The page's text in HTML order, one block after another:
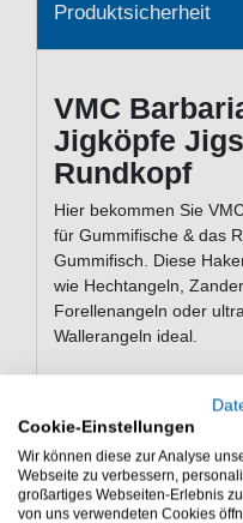
Produktsicherheit
VMC
Jigköpfe
Rundkopf
Hier bekommen Sie
für Gummifische & das
Gummifisch. Diese
wie Hechtangeln,
Forellenangeln oder
Wallerangeln ideal.
Lieferumfang: 5 VMC
Die VMC Barbarian
den besten Jighaken für
Gummifischangeln
Cookie-Einstellungen
Wir können diese zur Analyse
Webseite zu verbessern,
großartiges Webseiten-Erlebnis
von uns verwendeten Cookies